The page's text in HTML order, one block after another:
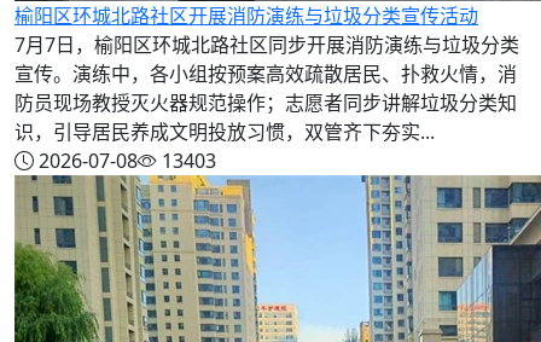
榆阳区环城北路社区开展消防演练与垃圾分类宣传活动
7月7日，榆阳区环城北路社区同步开展消防演练与垃圾分类
宣传。演练中，各小组按预案高效疏散居民、扑救火情，消
防员现场教授灭火器规范操作；志愿者同步讲解垃圾分类知
识，引导居民养成文明投放习惯，双管齐下夯实...
2026-07-08
13403